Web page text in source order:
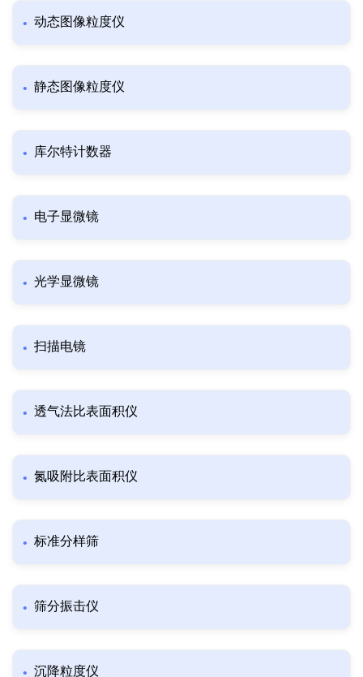
动态图像粒度仪
静态图像粒度仪
库尔特计数器
电子显微镜
光学显微镜
扫描电镜
透气法比表面积仪
氮吸附比表面积仪
标准分样筛
筛分振击仪
沉降粒度仪